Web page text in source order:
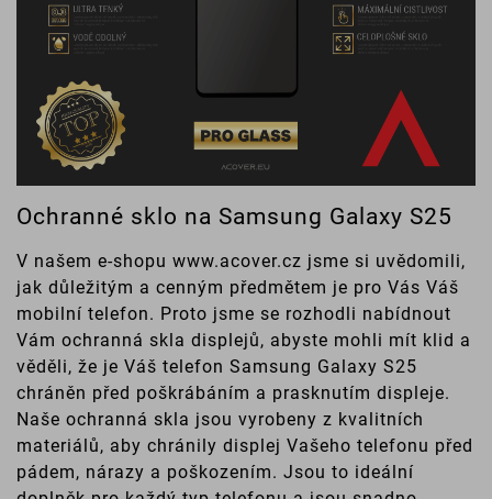
Ochranné sklo na Samsung Galaxy S25
V našem e-shopu www.acover.cz jsme si uvědomili,
jak důležitým a cenným předmětem je pro Vás Váš
mobilní telefon. Proto jsme se rozhodli nabídnout
Vám ochranná skla displejů, abyste mohli mít klid a
věděli, že je Váš telefon Samsung Galaxy S25
chráněn před poškrábáním a prasknutím displeje.
Naše ochranná skla jsou vyrobeny z kvalitních
materiálů, aby chránily displej Vašeho telefonu před
pádem, nárazy a poškozením. Jsou to ideální